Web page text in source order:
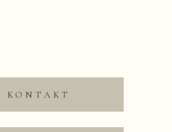
Save my name, email,
KONTAKT